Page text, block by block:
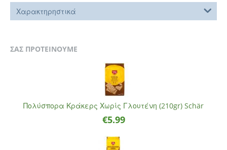
Χαρακτηρηστικά
ΣΑΣ ΠΡΟΤΕΙΝΟΥΜΕ
Πολύσπορα Κράκερς Χωρίς Γλουτένη (210gr) Schär
€5.99